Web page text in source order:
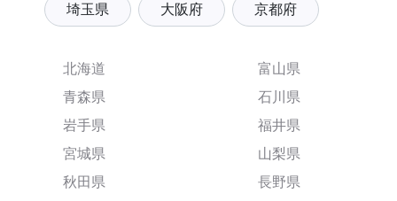
埼玉県 大阪府 京都府
北海道
青森県
岩手県
宮城県
秋田県
富山県
石川県
福井県
山梨県
長野県